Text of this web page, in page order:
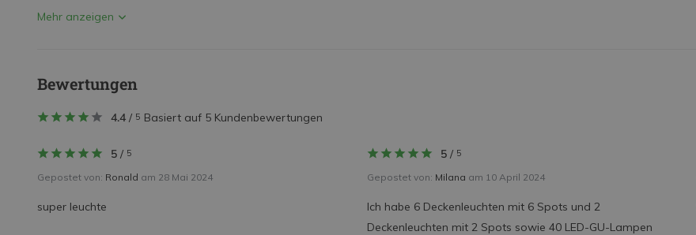
Mehr anzeigen
Bewertungen
4.4 / 5 Basiert auf 5 Kundenbewertungen
5 / 5
Gepostet von: Ronald am 28 Mai 2024
super leuchte
5/ 5
Gepostet von: Milana am 10 April 2024
Ich habe 6 Deckenleuchten mit 6 Spots und 2
Deckenleuchten mit 2 Spots sowie 40 LED-GU-Lampen